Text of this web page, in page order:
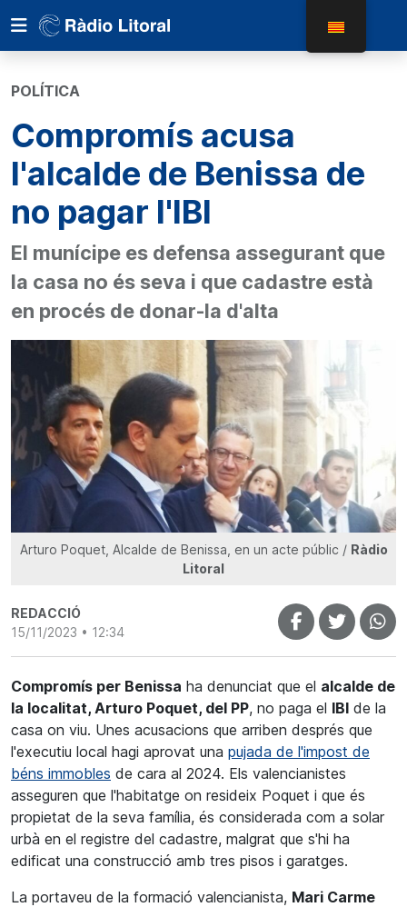
POLÍTICA
Compromís acusa
l'alcalde de Benissa de
no pagar l'IBI
El munícipe es defensa assegurant que
la casa no és seva i que cadastre està
en procés de donar-la d'alta
Arturo Poquet, Alcalde de Benissa, en un acte públic / Ràdio
Litoral
REDACCIÓ
15/11/2023 • 12:34
Compromís per Benissa ha denunciat que el alcalde de
la localitat, Arturo Poquet, del PP, no paga el IBI de la
casa on viu. Unes acusacions que arriben després que
l'executiu local hagi aprovat una pujada de l'impost de
béns immobles de cara al 2024. Els valencianistes
asseguren que l'habitatge on resideix Poquet i que és
propietat de la seva família, és considerada com a solar
urbà en el registre del cadastre, malgrat que s'hi ha
edificat una construcció amb tres pisos i garatges.
La portaveu de la formació valencianista, Mari Carme